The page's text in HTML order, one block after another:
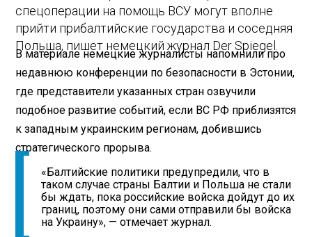
спецоперации на помощь ВСУ могут вполне
прийти прибалтийские государства и соседняя
Польша, пишет немецкий журнал Der Spiegel.
В материале немецкие журналисты напомнили про
недавнюю конференции по безопасности в Эстонии,
где представители указанных стран озвучили
подобное развитие событий, если ВС РФ приблизятся
к западным украинским регионам, добившись
стратегического прорыва.
«Балтийские политики предупредили, что в
таком случае страны Балтии и Польша не стали
бы ждать, пока российские войска дойдут до их
границ, поэтому они сами отправили бы войска
на Украину», — отмечает журнал.